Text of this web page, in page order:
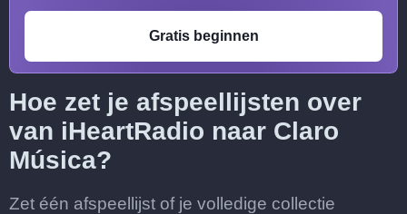
Gratis beginnen
Hoe zet je afspeellijsten over
van iHeartRadio naar Claro
Música?
Zet één afspeellijst of je volledige collectie